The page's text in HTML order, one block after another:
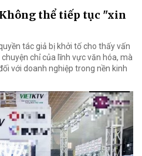
thể tiếp tục "xin
tác giả bị khởi tố cho thấy vấn
chỉ của lĩnh vực văn hóa, mà
với doanh nghiệp trong nền kinh